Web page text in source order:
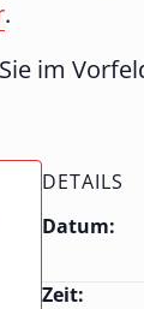
.
im
DETAILS
Datum:
Zeit: